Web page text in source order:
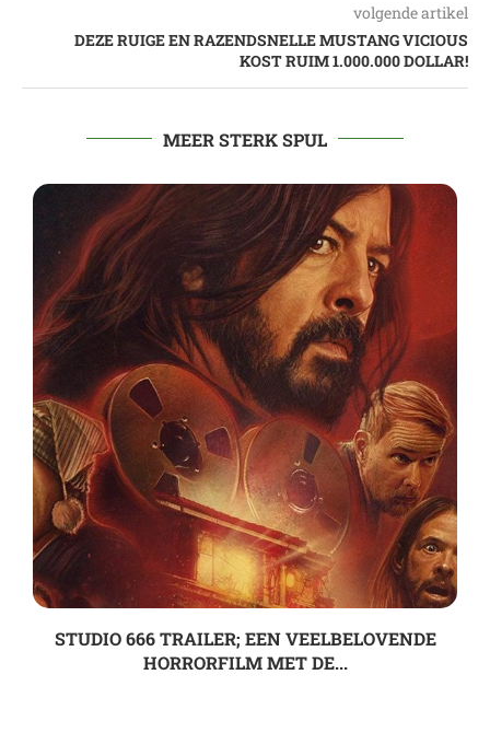
volgende artikel
DEZE RUIGE EN RAZENDSNELLE MUSTANG VICIOUS
KOST RUIM 1.000.000 DOLLAR!
MEER STERK SPUL
STUDIO 666 TRAILER; EEN VEELBELOVENDE
HORRORFILM MET DE...